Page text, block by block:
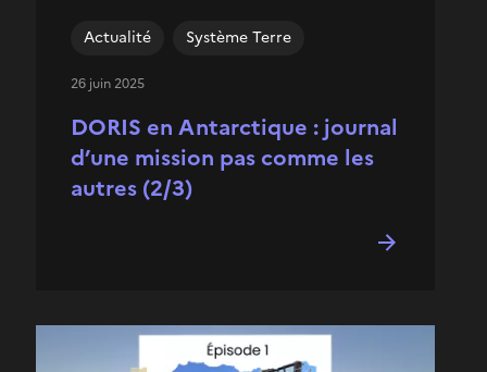
DORIS en Antarctique : journal
d’une mission pas comme les
autres (2/3)
Actualité Système Terre
26 juin 2025